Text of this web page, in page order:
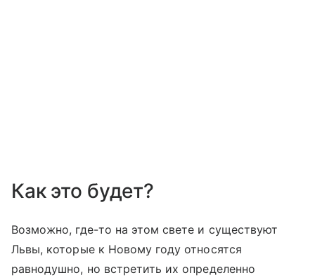
Как это будет?
Возможно, где-то на этом свете и существуют
Львы, которые к Новому году относятся
равнодушно, но встретить их определенно